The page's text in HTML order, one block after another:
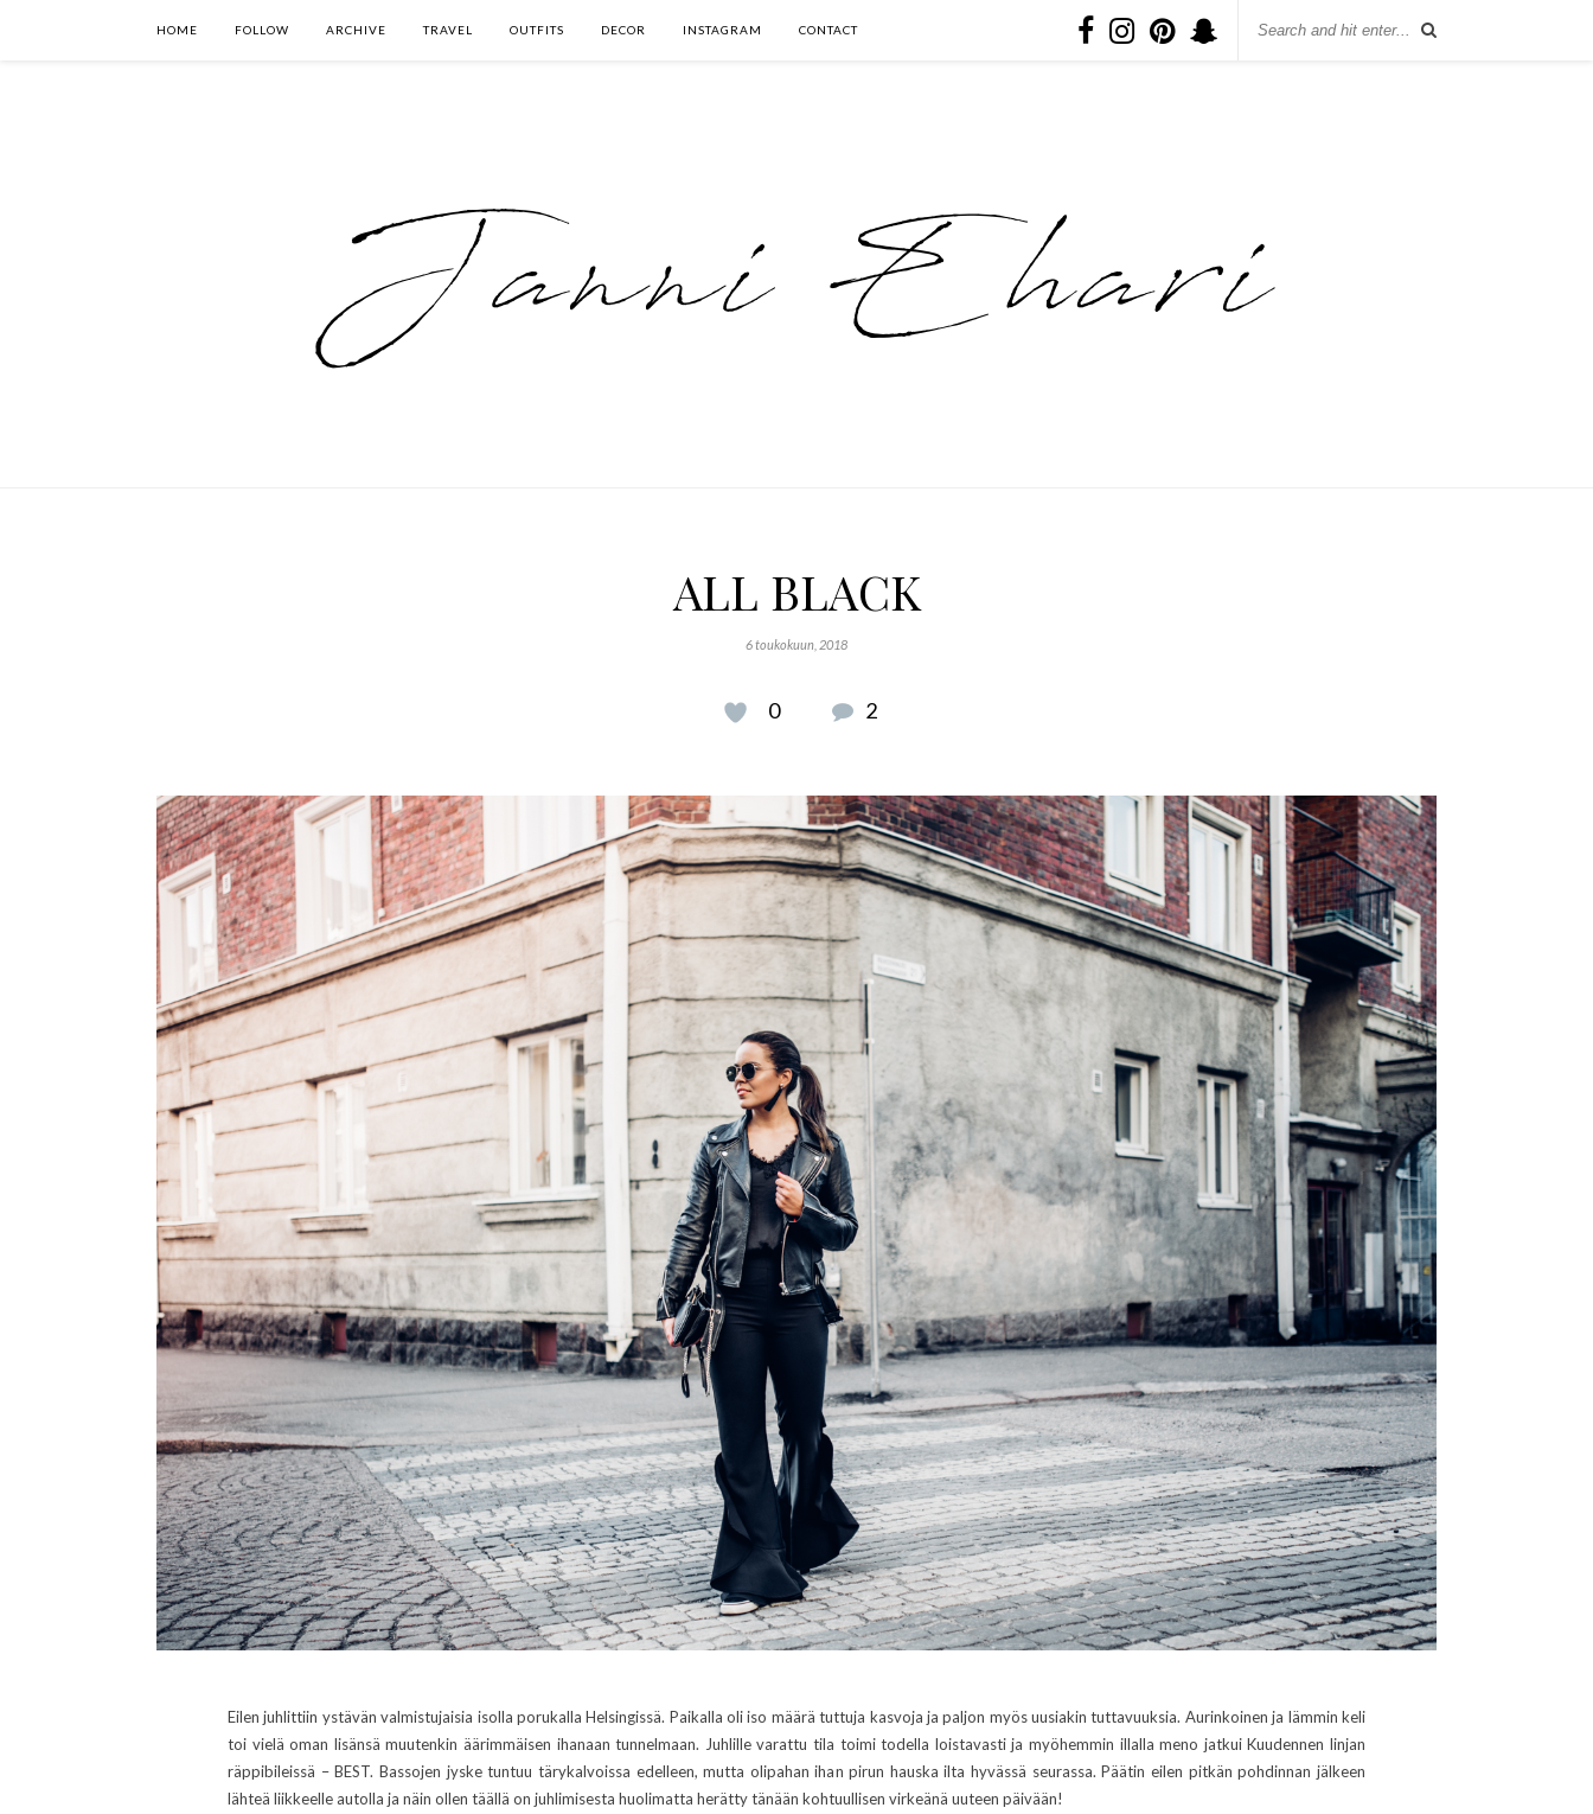
HOME FOLLOW ARCHIVE TRAVEL OUTFITS DECOR INSTAGRAM CONTACT
ALL BLACK
6 toukokuun, 2018
0 2
Eilen juhlittiin ystävän valmistujaisia isolla porukalla Helsingissä. Paikalla oli iso määrä tuttuja kasvoja ja paljon myös uusiakin tuttavuuksia. Aurinkoinen ja lämmin keli
toi vielä oman lisänsä muutenkin äärimmäisen ihanaan tunnelmaan. Juhlille varattu tila toimi todella loistavasti ja myöhemmin illalla meno jatkui Kuudennen linjan
räppibileissä – BEST. Bassojen jyske tuntuu tärykalvoissa edelleen, mutta olipahan ihan pirun hauska ilta hyvässä seurassa. Päätin eilen pitkän pohdinnan jälkeen
lähteä liikkeelle autolla ja näin ollen täällä on juhlimisesta huolimatta herätty tänään kohtuullisen virkeänä uuteen päivään!